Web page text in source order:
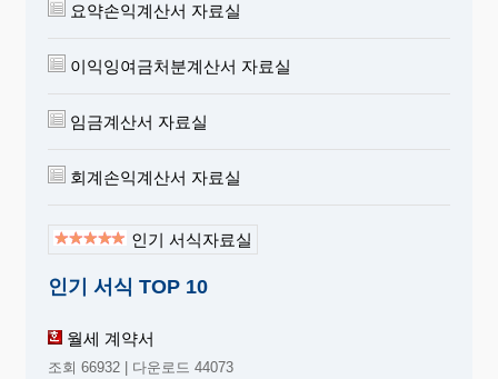
요약손익계산서 자료실
이익잉여금처분계산서 자료실
임금계산서 자료실
회계손익계산서 자료실
인기 서식자료실
인기 서식 TOP 10
월세 계약서
조회 66932 | 다운로드 44073